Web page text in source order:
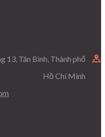
Tân Bình, Thành phố
Hồ Chí Minh